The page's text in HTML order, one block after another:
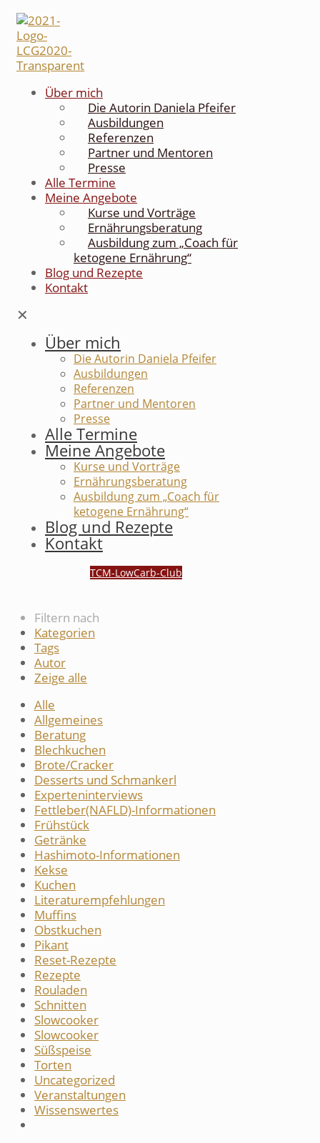
Über mich
Die Autorin Daniela Pfeifer
Ausbildungen
Referenzen
Partner und Mentoren
Presse
Alle Termine
Meine Angebote
Kurse und Vorträge
Ernährungsberatung
Ausbildung zum „Coach für
ketogene Ernährung“
Blog und Rezepte
Kontakt
✕
Über mich
Die Autorin Daniela Pfeifer
Ausbildungen
Referenzen
Partner und Mentoren
Presse
Alle Termine
Meine Angebote
Kurse und Vorträge
Ernährungsberatung
Ausbildung zum „Coach für
ketogene Ernährung“
Blog und Rezepte
Kontakt
TCM-LowCarb-Club
Filtern nach
Kategorien
Tags
Autor
Zeige alle
Alle
Allgemeines
Beratung
Blechkuchen
Brote/Cracker
Desserts und Schmankerl
Experteninterviews
Fettleber(NAFLD)-Informationen
Frühstück
Getränke
Hashimoto-Informationen
Kekse
Kuchen
Literaturempfehlungen
Muffins
Obstkuchen
Pikant
Reset-Rezepte
Rezepte
Rouladen
Schnitten
Slowcooker
Slowcooker
Süßspeise
Torten
Uncategorized
Veranstaltungen
Wissenswertes